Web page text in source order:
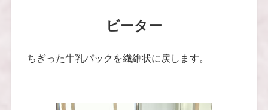
ビーター
ちぎった牛乳パックを繊維状に戻します。